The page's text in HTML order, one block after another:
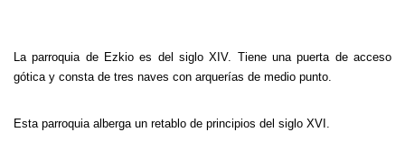
La parroquia de Ezkio es del siglo XIV. Tiene una puerta de acceso
gótica y consta de tres naves con arquerías de medio punto.
Esta parroquia alberga un retablo de principios del siglo XVI.